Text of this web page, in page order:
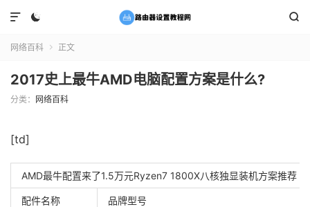
 

网络百科  正文
2017史上最牛AMD电脑配置方案是什么?
分类： 网络百科
[td]
AMD最牛配置来了1.5万元Ryzen7 1800X八核独显装机方案推荐
配件名称 品牌型号